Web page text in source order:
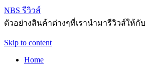
NBS รีวิวส์
ตัวอย่างสินค้าต่างๆที่เรานำมารีวิวส์ให้กั
Skip to content
Home